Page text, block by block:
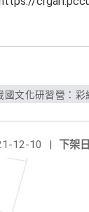
國文化研習營：
下架
12-10 |